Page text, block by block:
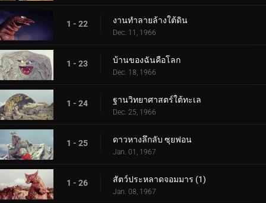
1 - 22 งานทำลายล้างใต้ดิน
Dec. 11, 1966
1 - 23 บ้านของฉันคือโลก
Dec. 18, 1966
1 - 24 ฐานวิทยาศาสตร์ใต้ทะเล
Dec. 25, 1966
1 - 25 ดาวหางลึกลับ ซุยฟอน
Jan. 01, 1967
1 - 26 สัตว์ประหลาดจอมมาร (1)
Jan. 08, 1967